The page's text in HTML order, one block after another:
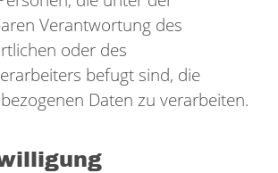
Verantwortung des
oder des
befugt sind, die
Daten zu verarbeiten.